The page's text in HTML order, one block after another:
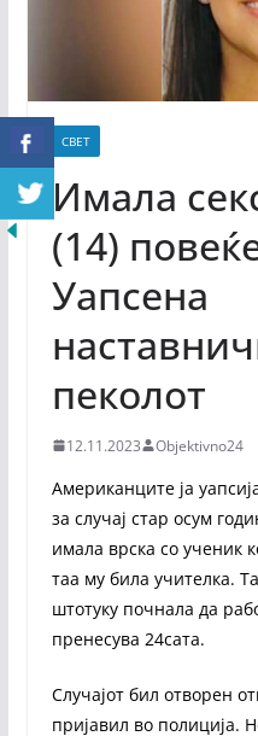
СВЕТ
Имала
(14)
Уапсена
пеколот
12.11.2023 Objektivno24
Американците ја
за случај стар осум
имала врска со ученик
таа му била учителка.
штотуку почнала да
пренесува 24сата.
Случајот бил отворен
пријавил во полиција.